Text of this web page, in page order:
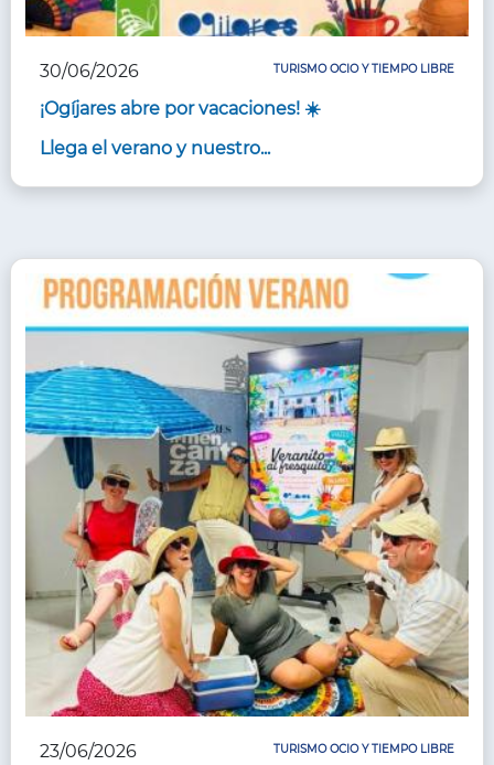
30/06/2026 TURISMO OCIO Y TIEMPO LIBRE
¡Ogíjares abre por vacaciones! ☀️
Llega el verano y nuestro...
23/06/2026 TURISMO OCIO Y TIEMPO LIBRE